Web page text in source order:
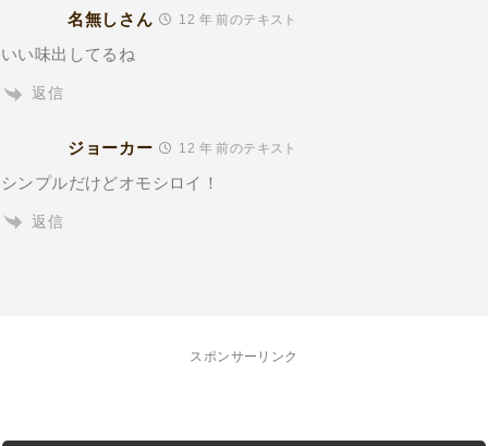
名無しさん 12 年 前のテキスト
いい味出してるね
返信
ジョーカー 12 年 前のテキスト
シンプルだけどオモシロイ！
返信
スポンサーリンク